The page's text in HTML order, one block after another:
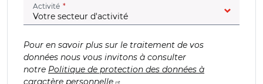
Activité (champ obligatoire)
Pour en savoir plus sur le traitement de vos
données nous vous invitons à consulter
notre Politique de protection des données à
caractère personnelle